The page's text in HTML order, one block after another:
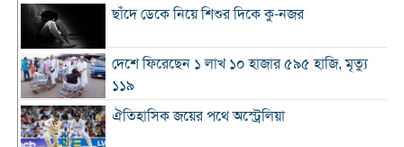
ছাঁদে ডেকে নিয়ে শিশুর দিকে কু-নজর
দেশে ফিরেছেন ১ লাখ ১০ হাজার ৫৯৫ হাজি, মৃত্যু
১১৯
ঐতিহাসিক জয়ের পথে অস্ট্রেলিয়া